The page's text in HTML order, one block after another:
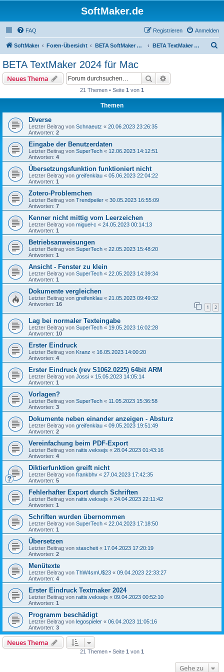
SoftMaker.de
FAQ Anmelden
Registrieren
SoftMaker Foren-Übersicht BETA SoftMaker Office 2024 für Mac BETA TextMaker 2024 für Mac
BETA TextMaker 2024 für Mac
Neues Thema Suche
21 Themen • Seite 1 von 1
Themen
Diverse
Letzter Beitrag von Schnaeutz « 20.06.2023 23:26:35
Antworten: 2
Eingabe der Benutzerdaten
Letzter Beitrag von SuperTech « 12.06.2023 14:12:51
Antworten: 4
Übersetzungsfunktion funktioniert nicht
Letzter Beitrag von greifenklau « 05.06.2023 22:04:22
Antworten: 1
Zotero-Problemchen
Letzter Beitrag von Trendpeiler « 30.05.2023 16:55:09
Antworten: 7
Kenner nicht mittig vom Leerzeichen
Letzter Beitrag von miguel-c « 24.05.2023 00:14:13
Antworten: 1
Betriebsanweisungen
Letzter Beitrag von SuperTech « 22.05.2023 15:48:20
Antworten: 1
Ansicht - Fenster zu klein
Letzter Beitrag von SuperTech « 22.05.2023 14:39:34
Antworten: 1
Dokumente vergleichen
Letzter Beitrag von greifenklau « 21.05.2023 09:49:32
Antworten: 16 1 2
Lag bei normaler Texteingabe
Letzter Beitrag von SuperTech « 19.05.2023 16:02:28
Antworten: 10
Erster Eindruck
Letzter Beitrag von Kranz « 16.05.2023 14:00:20
Antworten: 4
Erster Eindruck (rev S1062.0225) 64bit ARM
Letzter Beitrag von Jossi « 15.05.2023 14:05:14
Antworten: 1
Vorlagen?
Letzter Beitrag von SuperTech « 11.05.2023 15:36:58
Antworten: 3
Dokumente neben einander anzeigen - Absturz
Letzter Beitrag von greifenklau « 09.05.2023 19:51:49
Antworten: 2
Vereinfachung beim PDF-Export
Letzter Beitrag von raitis.veksejs « 28.04.2023 01:43:16
Antworten: 4
Diktierfunktion greift nicht
Letzter Beitrag von frankbhv « 27.04.2023 17:42:35
Antworten: 5
Fehlerhafter Export durch Schriften
Letzter Beitrag von raitis.veksejs « 24.04.2023 22:11:42
Antworten: 1
Schriften wurden übernommen
Letzter Beitrag von SuperTech « 22.04.2023 17:18:50
Antworten: 1
Übersetzen
Letzter Beitrag von stascheit « 17.04.2023 17:20:19
Antworten: 2
Menütexte
Letzter Beitrag von ThW4smU$23 « 09.04.2023 22:33:27
Antworten: 4
Erster Eindruck Textmaker 2024
Letzter Beitrag von raitis.veksejs « 09.04.2023 00:52:10
Antworten: 1
Programm beschädigt
Letzter Beitrag von legospieler « 06.04.2023 11:05:16
Antworten: 3
Neues Thema
21 Themen • Seite 1 von 1
Gehe zu